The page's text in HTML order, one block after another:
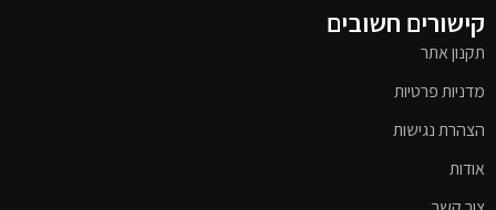
קישורים חשובים
תקנון אתר
מדניות פרטיות
הצהרת נגישות
אודות